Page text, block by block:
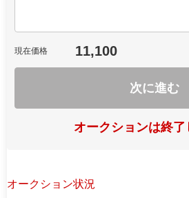
現在価格 11,100
次に進む
オークションは終了
オークション状況